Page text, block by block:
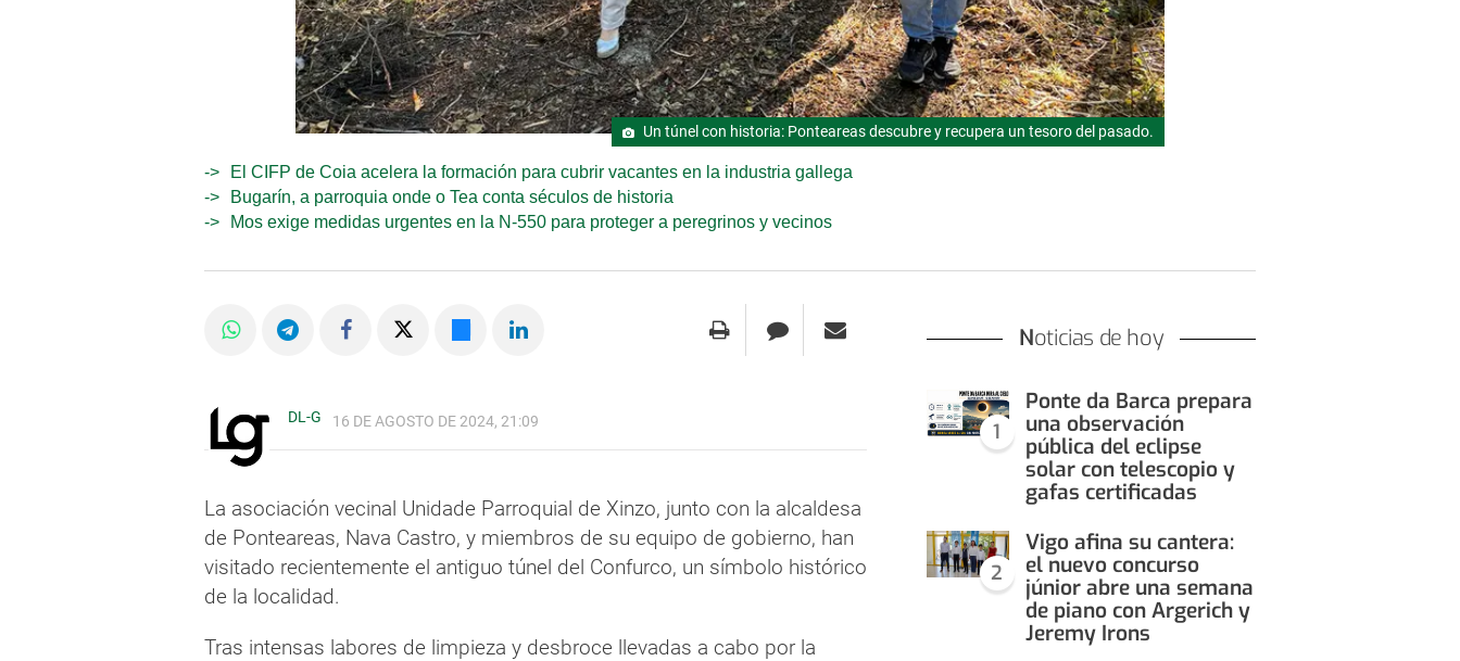
Un túnel con historia: Ponteareas descubre y recupera un tesoro del pasado.
El CIFP de Coia acelera la formación para cubrir vacantes en la industria gallega
Bugarín, a parroquia onde o Tea conta séculos de historia
Mos exige medidas urgentes en la N-550 para proteger a peregrinos y vecinos
DL-G 16 DE AGOSTO DE 2024, 21:09
La asociación vecinal Unidade Parroquial de Xinzo, junto con la alcaldesa
de Ponteareas, Nava Castro, y miembros de su equipo de gobierno, han
visitado recientemente el antiguo túnel del Confurco, un símbolo histórico
de la localidad.
Tras intensas labores de limpieza y desbroce llevadas a cabo por la
Noticias de hoy
1
Ponte da Barca prepara
una observación
pública del eclipse
solar con telescopio y
gafas certificadas
2
Vigo afina su cantera:
el nuevo concurso
júnior abre una semana
de piano con Argerich y
Jeremy Irons